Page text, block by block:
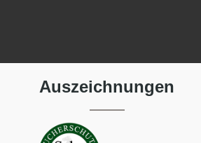
Auszeichnungen